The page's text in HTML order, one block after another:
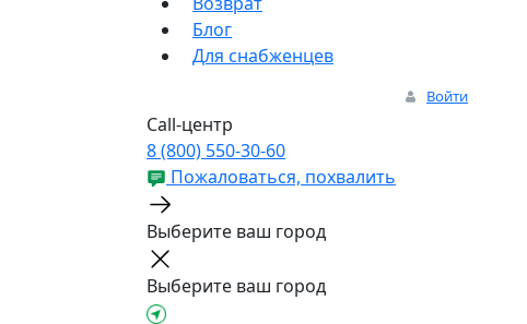
Блог
Для снабженцев
Войти
Call-центр
8 (800) 550-30-60
Пожаловаться, похвалить
Выберите ваш город
Выберите ваш город